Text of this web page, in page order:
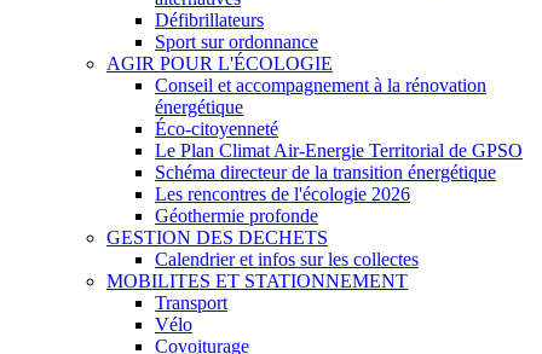
Défibrillateurs
Sport sur ordonnance
AGIR POUR L'ÉCOLOGIE
Conseil et accompagnement à la rénovation
énergétique
Éco-citoyenneté
Le Plan Climat Air-Energie Territorial de GPSO
Schéma directeur de la transition énergétique
Les rencontres de l'écologie 2026
Géothermie profonde
GESTION DES DECHETS
Calendrier et infos sur les collectes
MOBILITES ET STATIONNEMENT
Transport
Vélo
Covoiturage